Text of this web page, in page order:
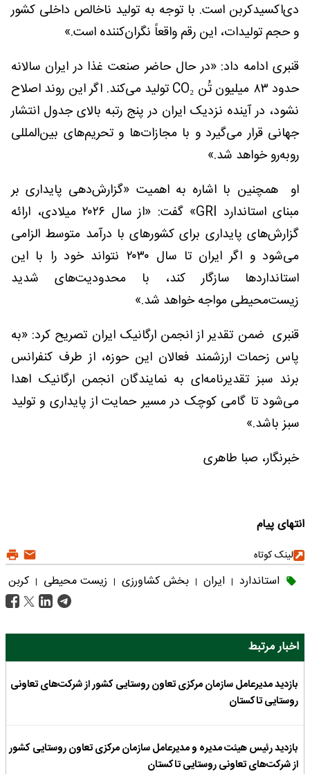
دی‌اکسیدکربن است. با توجه به تولید ناخالص داخلی کشور
و حجم تولیدات، این رقم واقعاً نگران‌کننده است.»
قنبری ادامه داد: «در حال حاضر صنعت غذا در ایران سالانه
حدود ۸۳ میلیون تُن CO₂ تولید می‌کند. اگر این روند اصلاح
نشود، در آینده نزدیک ایران در پنج رتبه بالای جدول انتشار
جهانی قرار می‌گیرد و با مجازات‌ها و تحریم‌های بین‌المللی
روبه‌رو خواهد شد.»
او همچنین با اشاره به اهمیت «گزارش‌دهی پایداری بر
مبنای استاندارد GRI» گفت: «از سال ۲۰۲۶ میلادی، ارائه
گزارش‌های پایداری برای کشورهای با درآمد متوسط الزامی
می‌شود و اگر ایران تا سال ۲۰۳۰ نتواند خود را با این
استانداردها سازگار کند، با محدودیت‌های شدید
زیست‌محیطی مواجه خواهد شد.»
قنبری ضمن تقدیر از انجمن ارگانیک ایران تصریح کرد: «به
پاس زحمات ارزشمند فعالان این حوزه، از طرف کنفرانس
برند سبز تقدیرنامه‌ای به نمایندگان انجمن ارگانیک اهدا
می‌شود تا گامی کوچک در مسیر حمایت از پایداری و تولید
سبز باشد.»
خبرنگار، صبا طاهری
انتهای پیام
لینک کوتاه
استاندارد | ایران | بخش کشاورزی | زیست محیطی | کربن
اخبار مرتبط
بازدید مدیرعامل سازمان مرکزی تعاون روستایی کشور از شرکت‌های تعاونی
روستایی تاکستان
بازدید رئیس هیئت مدیره و مدیرعامل سازمان مرکزی تعاون روستایی کشور
از شرکت‌های تعاونی روستایی تاکستان